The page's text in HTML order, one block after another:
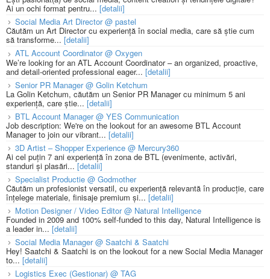
Ai un ochi format pentru... [detalii]
Social Media Art Director @ pastel
Căutăm un Art Director cu experiență în social media, care să știe cum
să transforme... [detalii]
ATL Account Coordinator @ Oxygen
We’re looking for an ATL Account Coordinator – an organized, proactive,
and detail-oriented professional eager... [detalii]
Senior PR Manager @ Golin Ketchum
La Golin Ketchum, căutăm un Senior PR Manager cu minimum 5 ani
experiență, care știe... [detalii]
BTL Account Manager @ YES Communication
Job description: We're on the lookout for an awesome BTL Account
Manager to join our vibrant... [detalii]
3D Artist – Shopper Experience @ Mercury360
Ai cel puțin 7 ani experiență în zona de BTL (evenimente, activări,
standuri și plasări...[detalii]
Specialist Productie @ Godmother
Căutăm un profesionist versatil, cu experiență relevantă în producție, care
înțelege materiale, finisaje premium și... [detalii]
Motion Designer / Video Editor @ Natural Intelligence
Founded in 2009 and 100% self-funded to this day, Natural Intelligence is
a leader in... [detalii]
Social Media Manager @ Saatchi & Saatchi
Hey! Saatchi & Saatchi is on the lookout for a new Social Media Manager
to... [detalii]
Logistics Exec (Gestionar) @ TAG